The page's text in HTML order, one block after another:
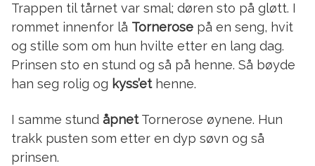
Trappen til tårnet var smal; døren sto på gløtt. I
rommet innenfor lå Tornerose på en seng, hvit
og stille som om hun hvilte etter en lang dag.
Prinsen sto en stund og så på henne. Så bøyde
han seg rolig og kyss’ethenne.
I samme stund åpnetTornerose øynene. Hun
trakk pusten som etter en dyp søvn og så
prinsen.